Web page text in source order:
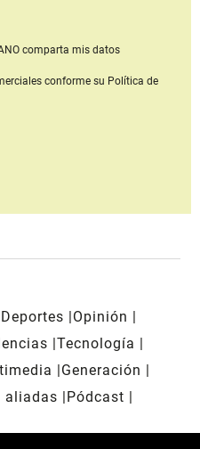
comparta mis datos
conforme su Política de
Deportes
Opinión
Tecnología
Generación
aliadas
Pódcast